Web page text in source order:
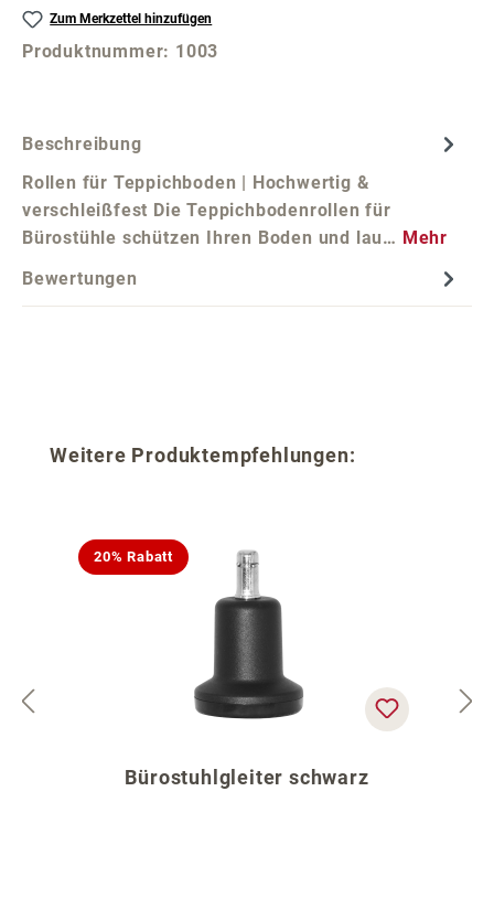
Zum Merkzettel hinzufügen
Produktnummer: 1003
Beschreibung
Rollen für Teppichboden | Hochwertig &
verschleißfest Die Teppichbodenrollen für
Bürostühle schützen Ihren Boden und lau… Mehr
Bewertungen
Produktgalerie überspringen
Weitere Produktempfehlungen:
20% Rabatt
Bürostuhlgleiter schwarz